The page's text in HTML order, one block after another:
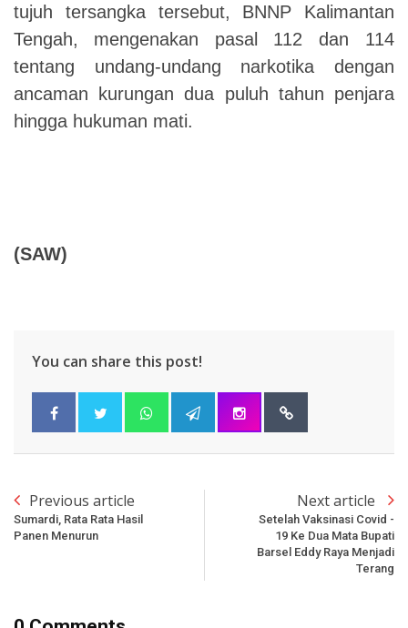
tujuh tersangka tersebut, BNNP Kalimantan
Tengah, mengenakan pasal 112 dan 114
tentang undang-undang narkotika dengan
ancaman kurungan dua puluh tahun penjara
hingga hukuman mati.
(SAW)
You can share this post!
Previous article
Sumardi, Rata Rata Hasil
Panen Menurun
Next article
Setelah Vaksinasi Covid -
19 Ke Dua Mata Bupati
Barsel Eddy Raya Menjadi
Terang